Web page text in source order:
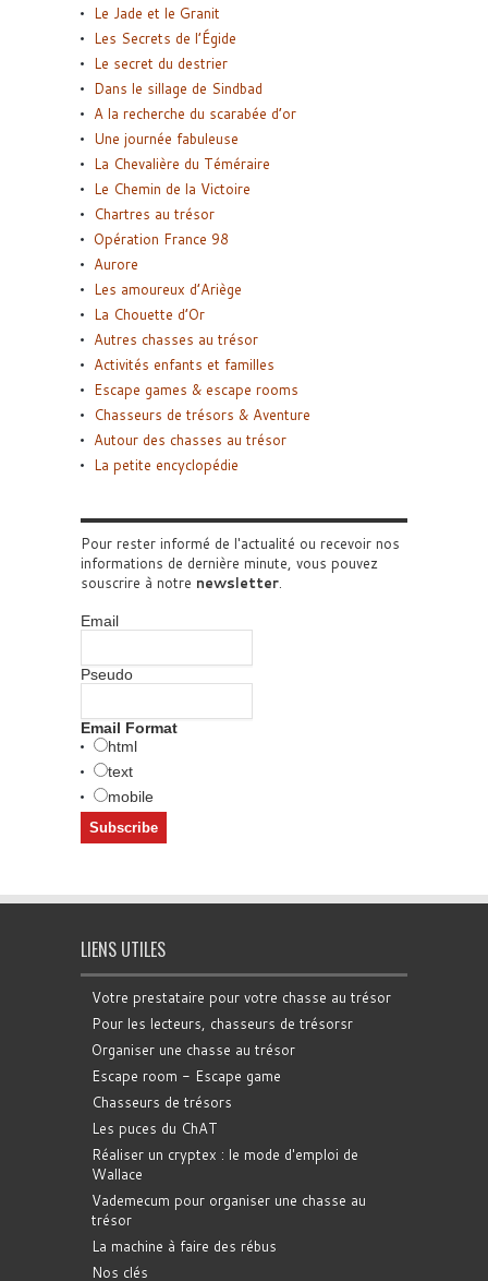
Le Jade et le Granit
Les Secrets de l’Égide
Le secret du destrier
Dans le sillage de Sindbad
A la recherche du scarabée d’or
Une journée fabuleuse
La Chevalière du Téméraire
Le Chemin de la Victoire
Chartres au trésor
Opération France 98
Aurore
Les amoureux d’Ariège
La Chouette d’Or
Autres chasses au trésor
Activités enfants et familles
Escape games & escape rooms
Chasseurs de trésors & Aventure
Autour des chasses au trésor
La petite encyclopédie
Pour rester informé de l'actualité ou recevoir nos
informations de dernière minute, vous pouvez
souscrire à notre newsletter.
Email
Pseudo
Email Format
html
text
mobile
LIENS UTILES
Votre prestataire pour votre chasse au trésor
Pour les lecteurs, chasseurs de trésorsr
Organiser une chasse au trésor
Escape room - Escape game
Chasseurs de trésors
Les puces du ChAT
Réaliser un cryptex : le mode d'emploi de
Wallace
Vademecum pour organiser une chasse au
trésor
La machine à faire des rébus
Nos clés